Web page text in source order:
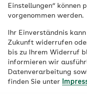
Einstellungen“ können
vorgenommen werden.
Ihr Einverständnis
Zukunft widerrufen
bis zu Ihrem Widerruf
informieren wir
Datenverarbeitung
finden Sie unter
die uns gesund
können.